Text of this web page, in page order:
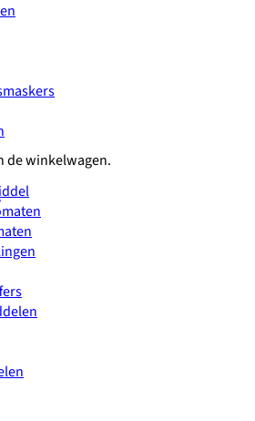
de winkelwagen.